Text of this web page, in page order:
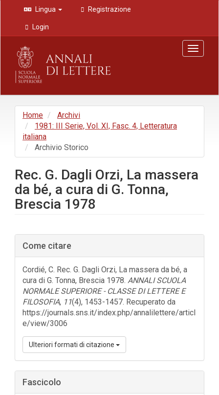
Navigazione
principale
Contenuto
principale
Barra
laterale
Lingua Registrazione
Login
Toggle
Home
Archivi
1981: III Serie, Vol. XI, Fasc. 4, Letteratura
italiana
Archivio Storico
Rec. G. Dagli Orzi, La massera
da bé, a cura di G. Tonna,
Brescia 1978
Barra
laterale
dell'articolo
Come citare
Cordié, C. Rec. G. Dagli Orzi, La massera da bé, a
cura di G. Tonna, Brescia 1978. ANNALI SCUOLA
NORMALE SUPERIORE - CLASSE DI LETTERE E
FILOSOFIA, 11(4), 1453-1457. Recuperato da
https://journals.sns.it/index.php/annalilettere/articl
e/view/3006
Ulteriori formati di citazione
Fascicolo